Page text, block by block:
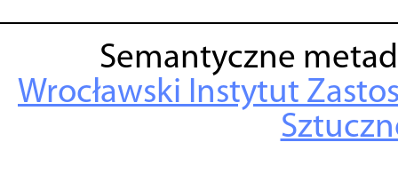
Semantyczne
Wrocławski Instytut